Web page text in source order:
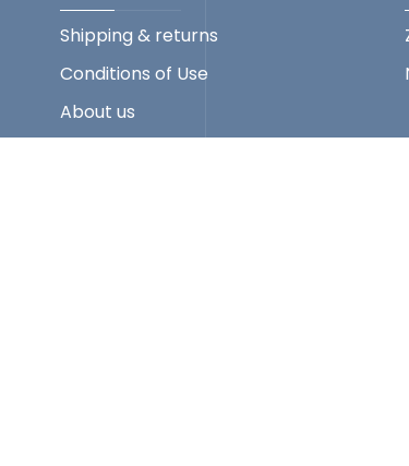
Shipping & returns
Conditions of Use
About us